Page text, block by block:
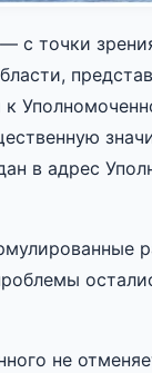
с точки
в адрес
не